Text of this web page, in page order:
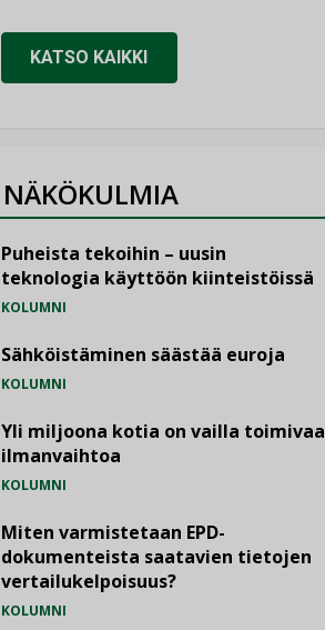
KATSO KAIKKI
NÄKÖKULMIA
Puheista tekoihin – uusin
teknologia käyttöön kiinteistöissä
KOLUMNI
Sähköistäminen säästää euroja
KOLUMNI
Yli miljoona kotia on vailla toimivaa
ilmanvaihtoa
KOLUMNI
Miten varmistetaan EPD-
dokumenteista saatavien tietojen
vertailukelpoisuus?
KOLUMNI